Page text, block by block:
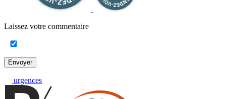
Laissez votre commentaire
Envoyer
urgences